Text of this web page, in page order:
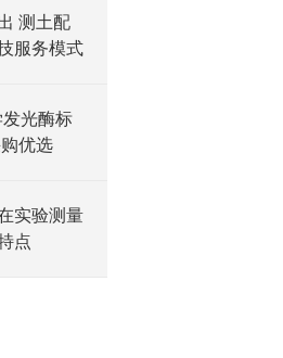
测土配
服务模式
光酶标
优选
实验测量
点